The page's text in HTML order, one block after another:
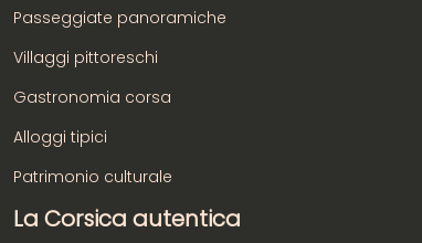
Passeggiate panoramiche
Villaggi pittoreschi
Gastronomia corsa
Alloggi tipici
Patrimonio culturale
La Corsica autentica